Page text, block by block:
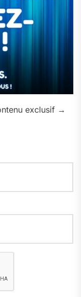
exclusif →